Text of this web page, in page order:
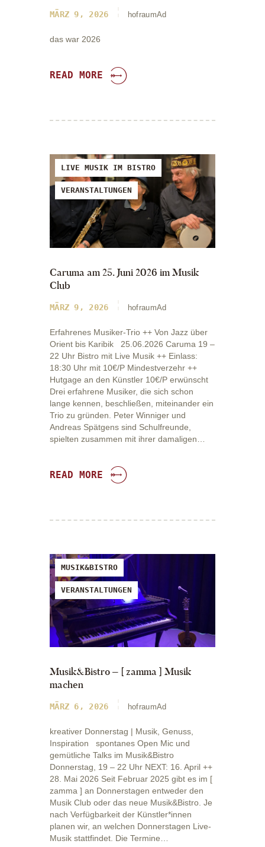
MÄRZ 9, 2026 hofraumAd
das war 2026
READ MORE
LIVE MUSIK IM BISTRO
VERANSTALTUNGEN
Caruma am 25. Juni 2026 im Musik
Club
MÄRZ 9, 2026 hofraumAd
Erfahrenes Musiker-Trio ++ Von Jazz über
Orient bis Karibik 25.06.2026 Caruma 19 –
22 Uhr Bistro mit Live Musik ++ Einlass:
18:30 Uhr mit 10€/P Mindestverzehr ++
Hutgage an den Künstler 10€/P erwünscht
Drei erfahrene Musiker, die sich schon
lange kennen, beschließen, miteinander ein
Trio zu gründen. Peter Winniger und
Andreas Spätgens sind Schulfreunde,
spielten zusammen mit ihrer damaligen…
READ MORE
MUSIK&BISTRO
VERANSTALTUNGEN
Musik&Bistro – [ zamma ] Musik
machen
MÄRZ 6, 2026 hofraumAd
kreativer Donnerstag | Musik, Genuss,
Inspiration spontanes Open Mic und
gemütliche Talks im Musik&Bistro
Donnerstag, 19 – 22 Uhr NEXT: 16. April ++
28. Mai 2026 Seit Februar 2025 gibt es im [
zamma ] an Donnerstagen entweder den
Musik Club oder das neue Musik&Bistro. Je
nach Verfügbarkeit der Künstler*innen
planen wir, an welchen Donnerstagen Live-
Musik stattfindet. Die Termine…